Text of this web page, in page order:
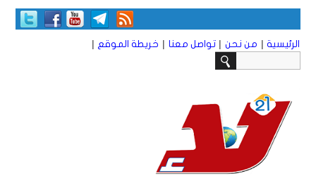
الرئيسية | من نحن | تواصل معنا | خريطة الموقع |